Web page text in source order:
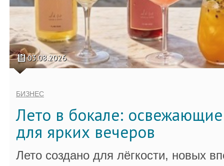
03.08.2026
БИЗНЕС
Лето в бокале:
для ярких вечеров
Лето создано для лёгкости, новых